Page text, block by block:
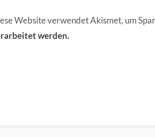
Website verwendet Akismet, um
werden.